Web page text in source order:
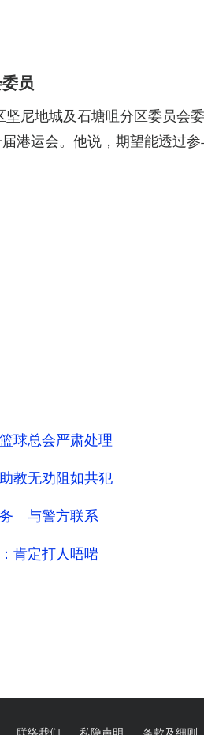
员
尼地城及石塘咀分区委员会
港运会。他说，期望能透过
球总会严肃处理
教无劝阻如共犯
务 与警方联系
肯定打人唔啱